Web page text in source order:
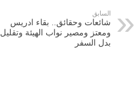
السابق
شائعات وحقائق.. بقاء ادريس
ومعتز ومصير نواب الهيئة وتقليل
بدل السفر